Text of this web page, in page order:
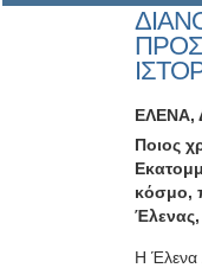
ΕΛΕΝΑ,
Ποιος
κόσμο,
Έλενας,
Η Έλενα